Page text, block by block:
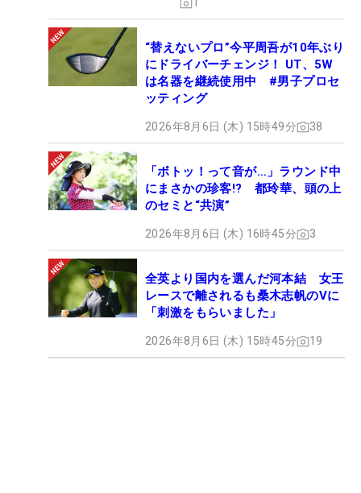
“替えないプロ”今平周吾が10年ぶり
にドライバーチェンジ！ UT、5W
は名器を継続使用中 #男子プロセ
ッティング
2026年8月6日 (木) 15時49分 38
「ボトッ！って音が…」ラウンド中
にまさかの珍客!? 都玲華、頭の上
のセミと“共演”
2026年8月6日 (木) 16時45分 3
全英より国内を選んだ河本結 女王
レースで離されるも桑木志帆のVに
「刺激をもらいました」
2026年8月6日 (木) 15時45分 19